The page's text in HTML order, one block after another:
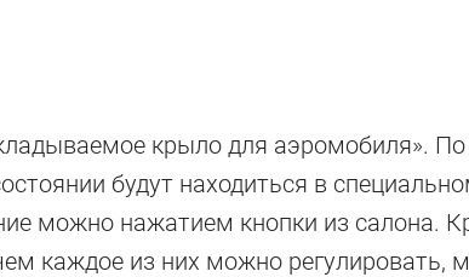
крыло для аэромобиля». По
будут находиться в
можно нажатием кнопки из салона.
каждое из них можно регулировать,